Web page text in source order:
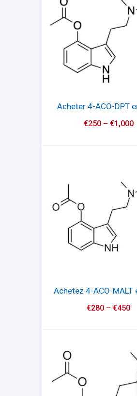
Acheter 4-ACO-DPT
€250– €1,000
Achetez 4-ACO-MALT
€280 – €450